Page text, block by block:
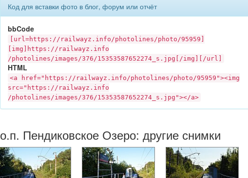
Код для вставки фото в блог, форум или отчёт
bbCode
[url=https:// railwayz.info /photolines/photo/95959]
[img]https:// railwayz.info
/photolines/images/376/15353587652274_s.jpg[/img][/url]
HTML
<a href="https:// railwayz.info /photolines/photo/95959"><img
src="https:// railwayz.info
/photolines/images/376/15353587652274_s.jpg"></a>
о.п. Пендиковское Озеро: другие снимки